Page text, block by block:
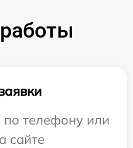
телефону или
сайте